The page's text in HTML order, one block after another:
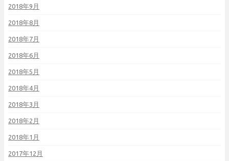
2018年9月
2018年8月
2018年7月
2018年6月
2018年5月
2018年4月
2018年3月
2018年2月
2018年1月
2017年12月